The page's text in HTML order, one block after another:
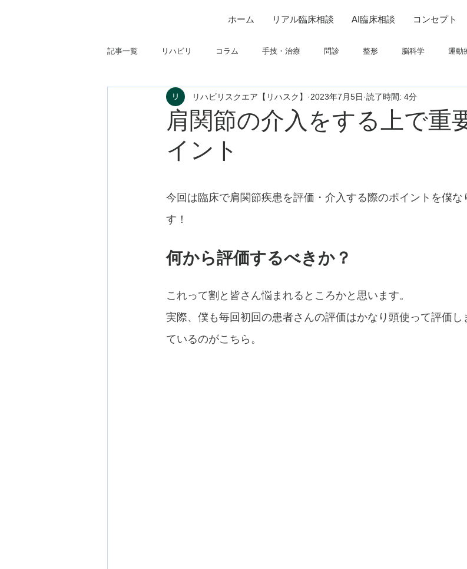
ホーム リアル臨床相談 AI臨床相談 コンセプト
記事一覧 リハビリ コラム 手技・治療 問診 整形 脳科学 運動
制度関連 学会・研究関連 高次脳機能障害 脳卒中上肢
フィジカルアセスメント
肩関節の介入をする上で重
イント
リハビリスクエア【リハスク】 2023年7月5日 読了時間: 4分
今回は臨床で肩関節疾患を評価・介入する際のポイントを僕な
す！
何から評価するべきか？
これって割と皆さん悩まれるところかと思います。
実際、僕も毎回初回の患者さんの評価はかなり頭使って評価し
ているのがこちら。